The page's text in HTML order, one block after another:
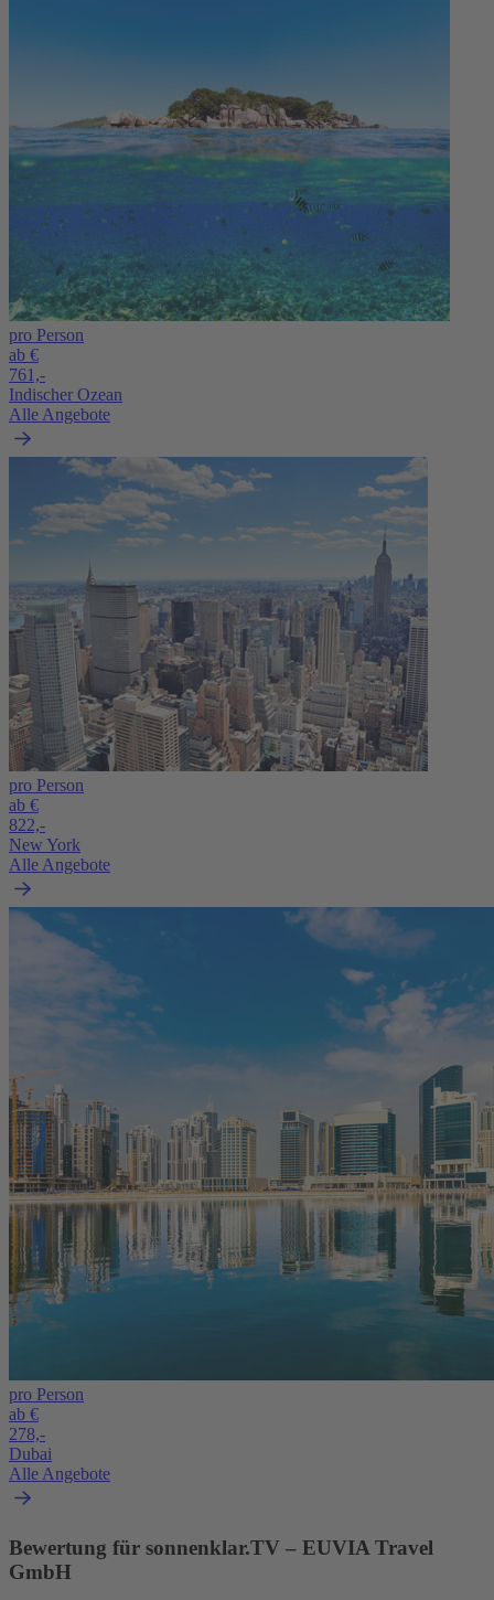
pro Person
ab €
761,-
Indischer Ozean
Alle Angebote
pro Person
ab €
822,-
New York
Alle Angebote
pro Person
ab €
278,-
Dubai
Alle Angebote
Bewertung für sonnenklar.TV – EUVIA Travel
GmbH